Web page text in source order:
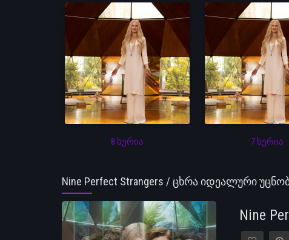
8 სერია 7 სერია
Nine Perfect Strangers / ცხრა იდეალური
Nine